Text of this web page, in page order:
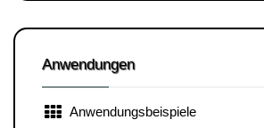
Anwendungen
Anwendungsbeispiele